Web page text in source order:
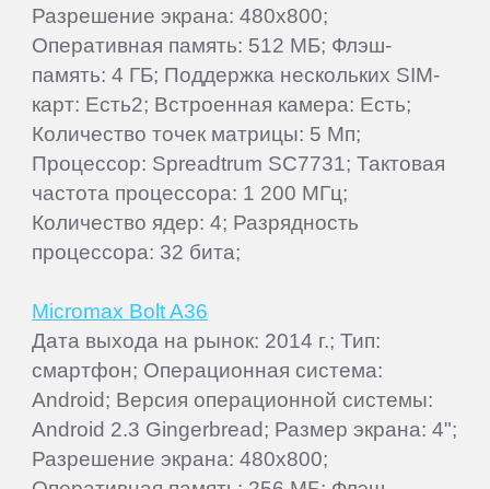
Разрешение экрана: 480x800;
Оперативная память: 512 МБ; Флэш-
память: 4 ГБ; Поддержка нескольких SIM-
карт: Есть2; Встроенная камера: Есть;
Количество точек матрицы: 5 Мп;
Процессор: Spreadtrum SC7731; Тактовая
частота процессора: 1 200 МГц;
Количество ядер: 4; Разрядность
процессора: 32 бита;
Micromax Bolt A36
Дата выхода на рынок: 2014 г.; Тип:
смартфон; Операционная система:
Android; Версия операционной системы:
Android 2.3 Gingerbread; Размер экрана: 4";
Разрешение экрана: 480x800;